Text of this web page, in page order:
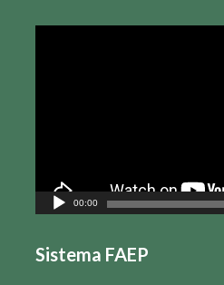
00:00
Sistema FAEP